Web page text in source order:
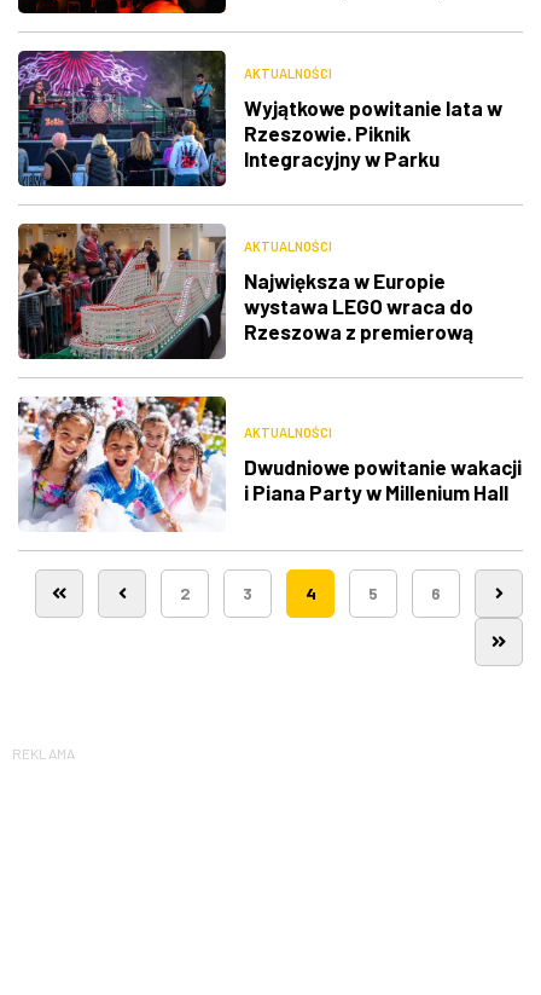
AKTUALNOŚCI
Wyjątkowe powitanie lata w
Rzeszowie. Piknik
Integracyjny w Parku
AKTUALNOŚCI
Największa w Europie
wystawa LEGO wraca do
Rzeszowa z premierową
AKTUALNOŚCI
Dwudniowe powitanie wakacji
i Piana Party w Millenium Hall
2 3 4 5 6
REKLAMA